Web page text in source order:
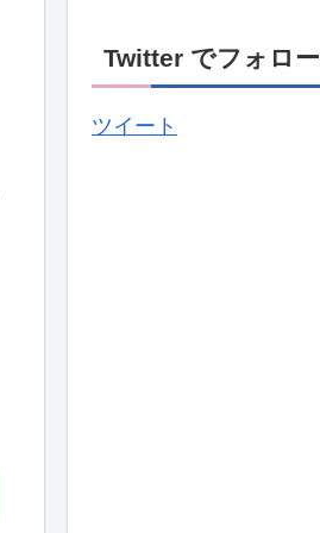
Twitter でフォロー
ツイート